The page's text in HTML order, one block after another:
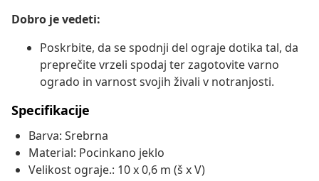
Dobro je vedeti:
Poskrbite, da se spodnji del ograje dotika tal, da
preprečite vrzeli spodaj ter zagotovite varno
ogrado in varnost svojih živali v notranjosti.
Specifikacije
Barva: Srebrna
Material: Pocinkano jeklo
Velikost ograje.: 10 x 0,6 m (š x V)